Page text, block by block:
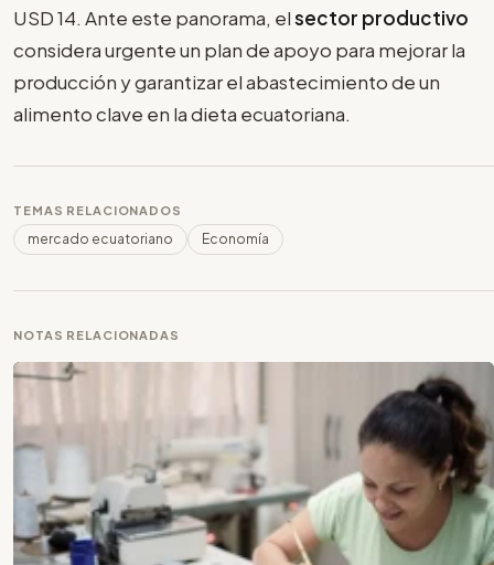
USD 14. Ante este panorama, elsector productivo
considera urgente un plan de apoyo para mejorar la
producción y garantizar el abastecimiento de un
alimento clave en la dieta ecuatoriana.
TEMAS RELACIONADOS
mercado ecuatoriano Economía
NOTAS RELACIONADAS